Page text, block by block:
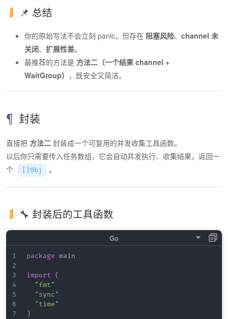
📌 总结
你的原始写法不会立刻 panic，但存在 阻塞风险、 channel 未
关闭、 扩展性差。
最推荐的方法是 方法二（一个结果 channel +
WaitGroup） ，既安全又简洁。
封装
直接把 方法二 封装成一个可复用的并发收集工具函数。
以后你只需要传入任务数组，它会自动并发执行、收集结果，返回一
个
[]Obj 。
🔧 封装后的工具函数
package main
import
(
"fmt"
"sync"
"time"
)